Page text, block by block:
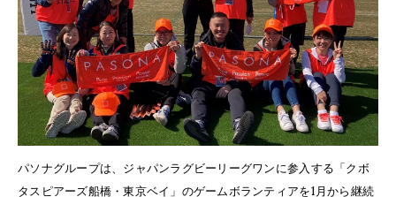
パソナグループは、ジャパンラグビーリーグワンに参入する「クボ
タスピアーズ船橋・東京ベイ」のゲームボランティアを1月から継続